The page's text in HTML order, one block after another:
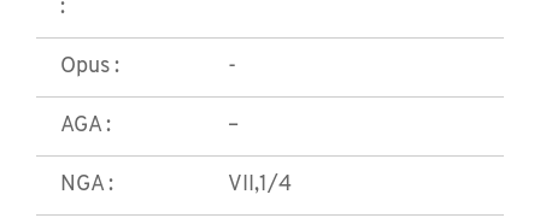
:
Opus : -
AGA : –
NGA : VII,1/4